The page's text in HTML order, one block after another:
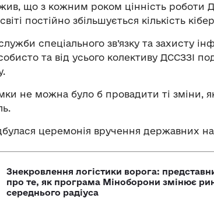
що з кожним роком цінність роботи
постійно збільшується кількість
спеціального зв’язку та захисту
та від усього колективу ДССЗЗІ
не можна було б провадити ті зміни,
церемонія вручення державних
Знекровлення логістики ворога:
про те, як програма Міноборони змінює
середнього радіуса